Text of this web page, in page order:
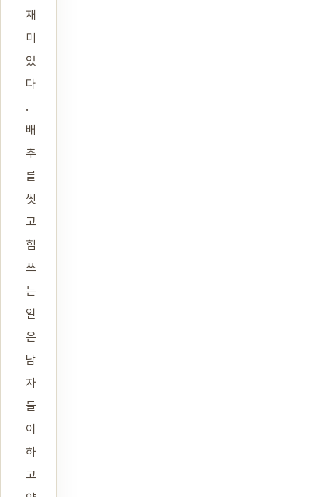
재
미
있
다
.
배
추
를
씻
고
힘
쓰
는
일
은
남
자
들
이
하
고